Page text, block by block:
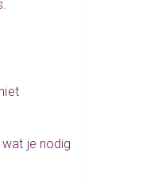
je nodig